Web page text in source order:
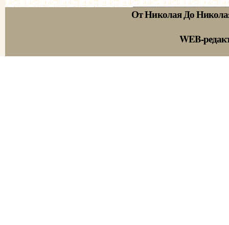
От Николая До
WEB-